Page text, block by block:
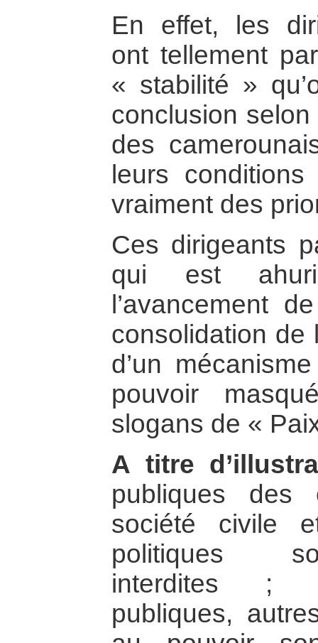
En effet, les
ont tellement
« stabilité »
conclusion
des
leurs
vraiment des
Ces dirigeants
qui est
l’avancement
consolidation de
d’un
pouvoir
slogans de «
A titre
publiques des
société civile
politiques
interdites ;
publiques,